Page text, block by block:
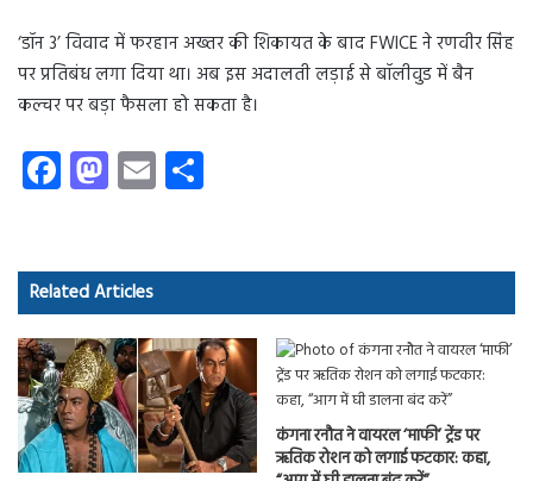
‘डॉन 3’ विवाद में फरहान अख्तर की शिकायत के बाद FWICE ने रणवीर सिंह
पर प्रतिबंध लगा दिया था। अब इस अदालती लड़ाई से बॉलीवुड में बैन
कल्चर पर बड़ा फैसला हो सकता है।
Fa
ce
o
ok
M
as
d
o
n
E
m
Related Articles
कंगना रनौत ने वायरल ‘माफी’ ट्रेंड पर
ऋतिक रोशन को लगाई फटकार: कहा,